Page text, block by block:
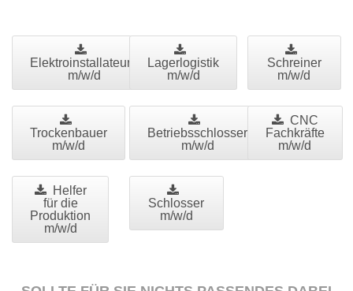
Elektroinstallateure
m/w/d
Lagerlogistik
m/w/d
Schreiner
m/w/d
Trockenbauer
m/w/d
Betriebsschlosser
m/w/d
CNC
Fachkräfte
m/w/d
Helfer
für die
Produktion
m/w/d
Schlosser
m/w/d